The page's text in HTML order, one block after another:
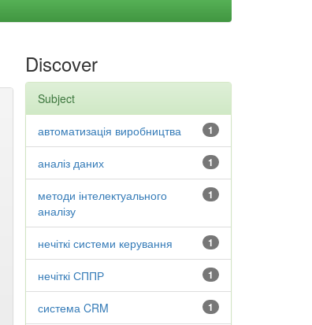
Discover
Subject
1
автоматизація виробництва
1
аналіз даних
1
методи інтелектуального
аналізу
1
нечіткі системи керування
1
нечіткі СППР
1
система CRM